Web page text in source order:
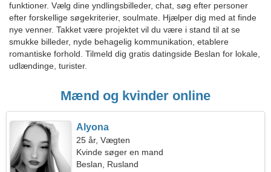
funktioner. Vælg dine yndlingsbilleder, chat, søg efter personer
efter forskellige søgekriterier, soulmate. Hjælper dig med at finde
nye venner. Takket være projektet vil du være i stand til at se
smukke billeder, nyde behagelig kommunikation, etablere
romantiske forhold. Tilmeld dig gratis datingside Beslan for lokale,
udlændinge, turister.
Mænd og kvinder online
Alyona
25 år, Vægten
Kvinde søger en mand
Beslan, Rusland